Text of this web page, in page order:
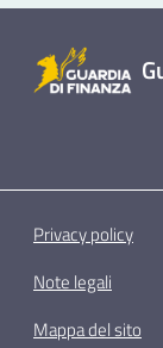
Privacy policy
Note legali
Mappa del sito